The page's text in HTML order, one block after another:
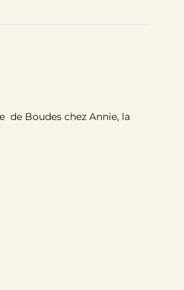
de Boudes chez Annie, la